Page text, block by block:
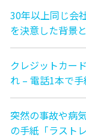
30年以上同じ会
を決意した背景
クレジットカー
れ – 電話1本で
突然の事故や病
の手紙「ラスト